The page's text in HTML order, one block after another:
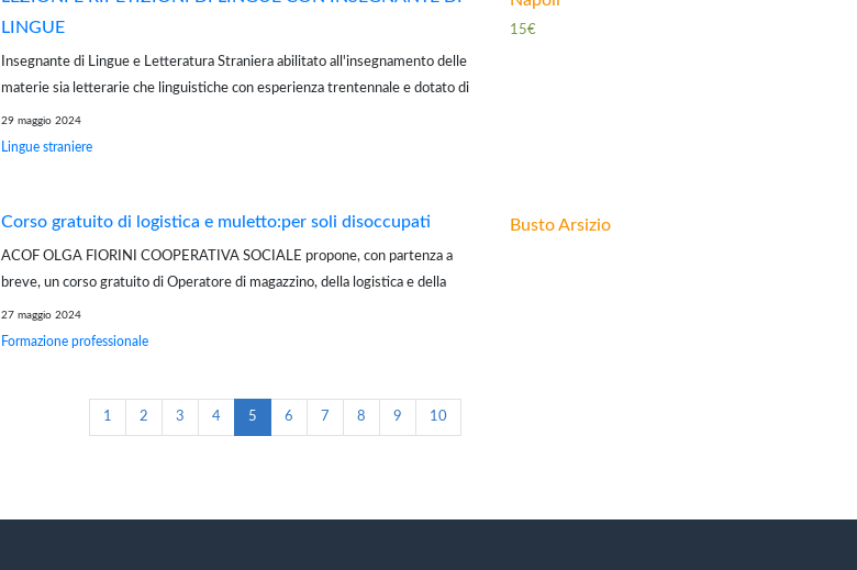
LINGUE
Insegnante di Lingue e Letteratura Straniera abilitato all'insegnamento delle
materie sia letterarie che linguistiche con esperienza trentennale e dotato di
un approccio empatico con i ragazzi, impartisce ripetizioni e doposcuola di
italiano,ingle...
29 maggio 2024
Lingue straniere
15€
Corso gratuito di logistica e muletto:per soli disoccupati
ACOF OLGA FIORINI COOPERATIVA SOCIALE propone, con partenza a
breve, un corso gratuito di Operatore di magazzino, della logistica e della
spedizione, con conseguimento del patentino del muletto e focus sul team
work e sull'utilizzo delle tecnologie i...
27 maggio 2024
Formazione professionale
Busto Arsizio
1 2 3 4 5 6 7 8 9 10